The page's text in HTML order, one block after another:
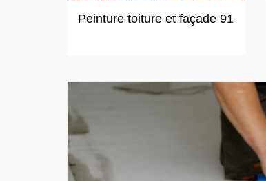
Peinture toiture et façade 91